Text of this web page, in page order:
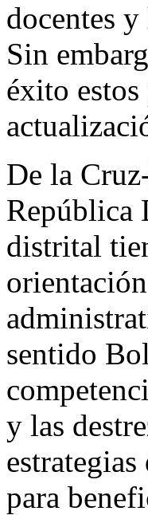
docentes
Sin
éxito
De la
República
distrital
sentido
y las
para